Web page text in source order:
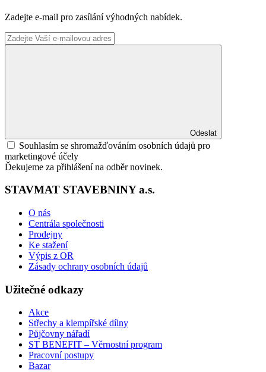
Zadejte e-mail pro zasílání výhodných nabídek.
Odeslat
Souhlasím se shromažďováním osobních údajů pro
marketingové účely
Ďekujeme za přihlášení na odběr novinek.
STAVMAT STAVEBNINY a.s.
O nás
Centrála společnosti
Prodejny
Ke stažení
Výpis z OR
Zásady ochrany osobních údajů
Užitečné odkazy
Akce
Střechy a klempířské dílny
Půjčovny nářadí
ST BENEFIT – Věrnostní program
Pracovní postupy
Bazar